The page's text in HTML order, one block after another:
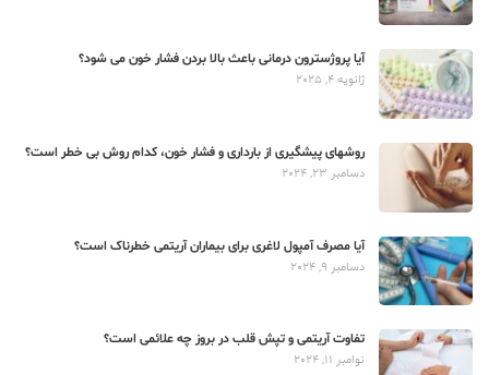
آیا پروژسترون درمانی باعث بالا بردن فشار خون می شود؟
ژانویه 4, 2025
روشهای پیشگیری از بارداری و فشار خون، کدام روش بی خطر است؟
دسامبر 23, 2024
آیا مصرف آمپول لاغری برای بیماران آریتمی خطرناک است؟
دسامبر 9, 2024
تفاوت آریتمی و تپش قلب در بروز چه علائمی است؟
نوامبر 11, 2024